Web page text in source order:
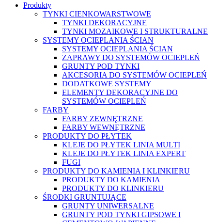
Produkty
TYNKI CIENKOWARSTWOWE
TYNKI DEKORACYJNE
TYNKI MOZAIKOWE I STRUKTURALNE
SYSTEMY OCIEPLANIA ŚCIAN
SYSTEMY OCIEPLANIA ŚCIAN
ZAPRAWY DO SYSTEMÓW OCIEPLEŃ
GRUNTY POD TYNKI
AKCESORIA DO SYSTEMÓW OCIEPLEŃ
DODATKOWE SYSTEMY
ELEMENTY DEKORACYJNE DO
SYSTEMÓW OCIEPLEŃ
FARBY
FARBY ZEWNĘTRZNE
FARBY WEWNĘTRZNE
PRODUKTY DO PŁYTEK
KLEJE DO PŁYTEK LINIA MULTI
KLEJE DO PŁYTEK LINIA EXPERT
FUGI
PRODUKTY DO KAMIENIA I KLINKIERU
PRODUKTY DO KAMIENIA
PRODUKTY DO KLINKIERU
ŚRODKI GRUNTUJĄCE
GRUNTY UNIWERSALNE
GRUNTY POD TYNKI GIPSOWE I